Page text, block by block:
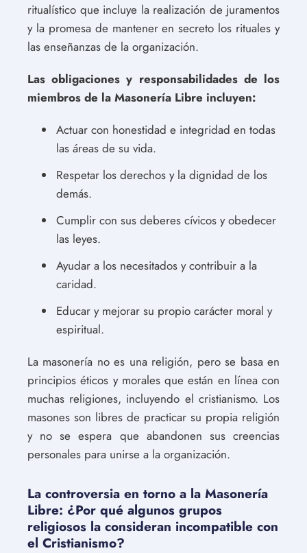
ritualístico que incluye la realización de juramentos
y la promesa de mantener en secreto los rituales y
las enseñanzas de la organización.
Las obligaciones y responsabilidades de los
miembros de la Masonería Libre incluyen:
Actuar con honestidad e integridad en todas
las áreas de su vida.
Respetar los derechos y la dignidad de los
demás.
Cumplir con sus deberes cívicos y obedecer
las leyes.
Ayudar a los necesitados y contribuir a la
caridad.
Educar y mejorar su propio carácter moral y
espiritual.
La masonería no es una religión, pero se basa en
principios éticos y morales que están en línea con
muchas religiones, incluyendo el cristianismo. Los
masones son libres de practicar su propia religión
y no se espera que abandonen sus creencias
personales para unirse a la organización.
La controversia en torno a la Masonería
Libre: ¿Por qué algunos grupos
religiosos la consideran incompatible con
el Cristianismo?